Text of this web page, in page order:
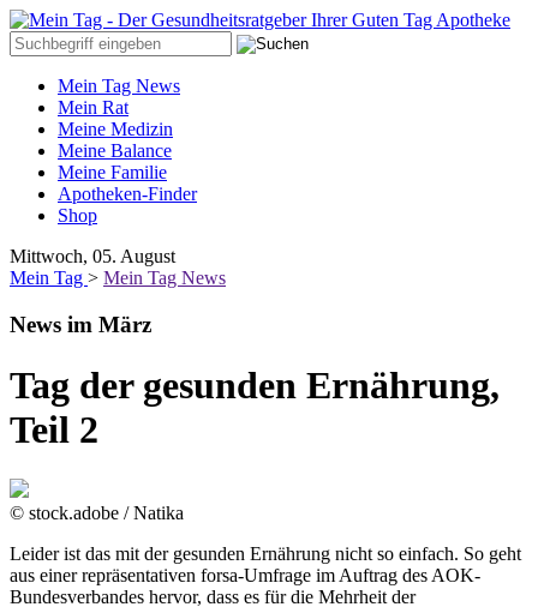
Mein Tag News
Mein Rat
Meine Medizin
Meine Balance
Meine Familie
Apotheken-Finder
Shop
Mittwoch, 05. August
Mein Tag > Mein Tag News
News im März
Tag der gesunden Ernährung,
Teil 2
© stock.adobe / Natika
Leider ist das mit der gesunden Ernährung nicht so einfach. So geht
aus einer repräsentativen forsa-Umfrage im Auftrag des AOK-
Bundesverbandes hervor, dass es für die Mehrheit der